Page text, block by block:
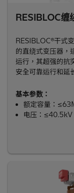
RESIBLOC缠
RESIBLOC®干式
的直绕式变压器，
运行，其超强的抗
安全可靠运行和延
基本参数：
额定容量：
电压：≤40.5kV